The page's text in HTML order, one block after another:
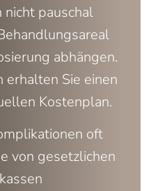
nicht pauschal
abhängen.
erhalten Sie einen
Kostenplan.
oft
von gesetzlichen